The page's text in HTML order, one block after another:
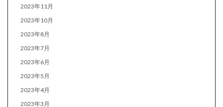
2023年11月
2023年10月
2023年8月
2023年7月
2023年6月
2023年5月
2023年4月
2023年3月